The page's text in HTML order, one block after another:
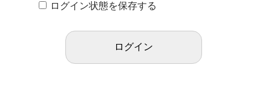
ログイン状態を保存する